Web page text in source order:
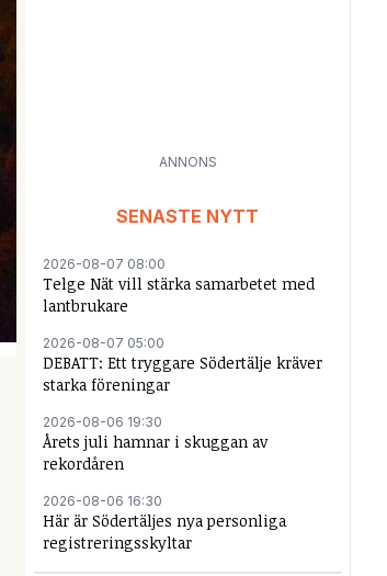
ANNONS
SENASTE NYTT
2026-08-07 08:00
Telge Nät vill stärka samarbetet med
lantbrukare
2026-08-07 05:00
DEBATT: Ett tryggare Södertälje kräver
starka föreningar
2026-08-06 19:30
Årets juli hamnar i skuggan av
rekordåren
2026-08-06 16:30
Här är Södertäljes nya personliga
registreringsskyltar